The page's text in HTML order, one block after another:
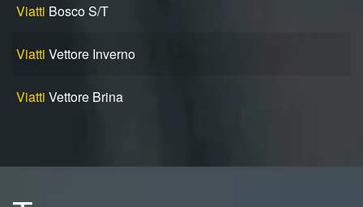
Viatti Bosco S/T
Viatti Vettore Inverno
Viatti Vettore Brina